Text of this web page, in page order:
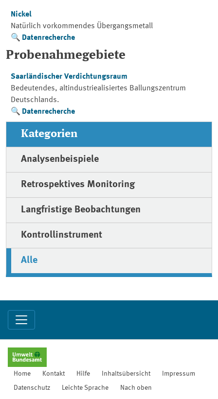
Nickel
Natürlich vorkommendes Übergangsmetall
Datenrecherche
Probenahmegebiete
Saarländischer Verdichtungsraum
Bedeutendes, altindustriealisiertes Ballungszentrum
Deutschlands.
Datenrecherche
Kategorien
Analysenbeispiele
Retrospektives Monitoring
Langfristige Beobachtungen
Kontrollinstrument
Alle
Home Kontakt Hilfe Inhaltsübersicht Impressum
Datenschutz Leichte Sprache Nach oben